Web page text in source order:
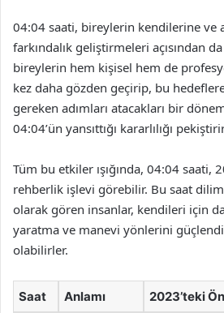
04:04 saati, bireylerin kendilerine ve
farkındalık geliştirmeleri açısından
bireylerin hem kişisel hem de
kez daha gözden geçirip, bu
gereken adımları atacakları bir
04:04’ün yansıttığı kararlılığı
Tüm bu etkiler ışığında, 04:04 saati,
rehberlik işlevi görebilir. Bu saat
olarak gören insanlar, kendileri için
yaratma ve manevi yönlerini
olabilirler.
Saat Anlamı 2023’teki